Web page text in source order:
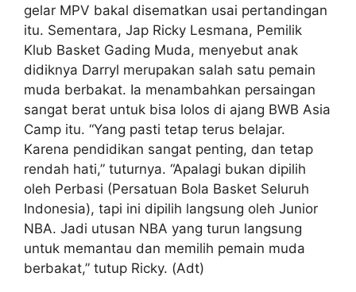
gelar MPV bakal disematkan usai pertandingan
itu. Sementara, Jap Ricky Lesmana, Pemilik
Klub Basket Gading Muda, menyebut anak
didiknya Darryl merupakan salah satu pemain
muda berbakat. Ia menambahkan persaingan
sangat berat untuk bisa lolos di ajang BWB Asia
Camp itu. “Yang pasti tetap terus belajar.
Karena pendidikan sangat penting, dan tetap
rendah hati,” tuturnya. “Apalagi bukan dipilih
oleh Perbasi (Persatuan Bola Basket Seluruh
Indonesia), tapi ini dipilih langsung oleh Junior
NBA. Jadi utusan NBA yang turun langsung
untuk memantau dan memilih pemain muda
berbakat,” tutup Ricky. (Adt)